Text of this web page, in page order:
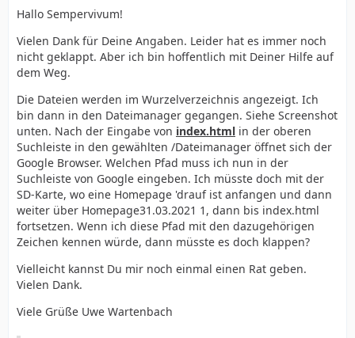
Hallo Sempervivum!
Vielen Dank für Deine Angaben. Leider hat es immer noch
nicht geklappt. Aber ich bin hoffentlich mit Deiner Hilfe auf
dem Weg.
Die Dateien werden im Wurzelverzeichnis angezeigt. Ich
bin dann in den Dateimanager gegangen. Siehe Screenshot
unten. Nach der Eingabe von index.html in der oberen
Suchleiste in den gewählten /Dateimanager öffnet sich der
Google Browser. Welchen Pfad muss ich nun in der
Suchleiste von Google eingeben. Ich müsste doch mit der
SD-Karte, wo eine Homepage 'drauf ist anfangen und dann
weiter über Homepage31.03.2021 1, dann bis index.html
fortsetzen. Wenn ich diese Pfad mit den dazugehörigen
Zeichen kennen würde, dann müsste es doch klappen?
Vielleicht kannst Du mir noch einmal einen Rat geben.
Vielen Dank.
Viele Grüße Uwe Wartenbach